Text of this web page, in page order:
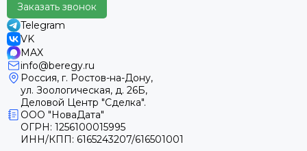
Приметы на зачатие и удачную
беременность
Можно долго спорить, работают приметы на удачное
зачатие малыша или нет, но наши прабабушки, которые
верили в Высшие Силы и пользовались дарами матушки–
природы, рожали по 10 детей, мало кто сталкивался с не
вынашиванием. Поэтому женщины, которые уже
отчаялись родить ребенка или с нетерпением ожидают
первенца, все чаще возвращаются к истокам славянской
Заказать звонок
Telegram
VK
MAX
info@beregy.ru
Россия, г. Ростов-на-Дону,
ул. Зоологическая, д. 26Б,
Деловой Центр "Сделка".
ООО "НоваДата"
ОГРН: 1256100015995
ИНН/КПП: 6165243207/616501001